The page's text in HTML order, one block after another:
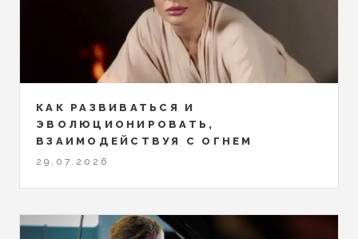
КАК РАЗВИВАТЬСЯ И
ЭВОЛЮЦИОНИРОВАТЬ,
ВЗАИМОДЕЙСТВУЯ С ОГНЕМ
29.07.2026